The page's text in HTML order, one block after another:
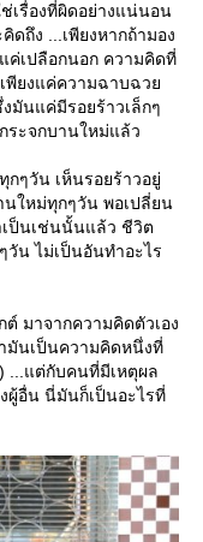
เรื่องที่ผิดอย่างแน่นอน
ถึง ...เพียงหากถ้ามอง
ค่เปลือกนอก ความคิดที่
เพียงแค่ความฉาบฉว
มันแค่มีรอยร้าวเล็กๆ
ระจกบานใหม่แล้ว
กๆวัน เห็นรอยร้าวอยู่
ใหม่ทุกๆวัน พอเปลี่ยน
ป็นเช่นนั้นแล้ว ชีวิต
วัน ไม่เป็นอันทำอะไร
ต์ มาจากความคิดตัวเอง
มันเป็นความคิดหนึ่งที่
...แต่กับคนที่มีเหตุผล
ผู้อื่น นี่มันก็เป็นอะไรที่